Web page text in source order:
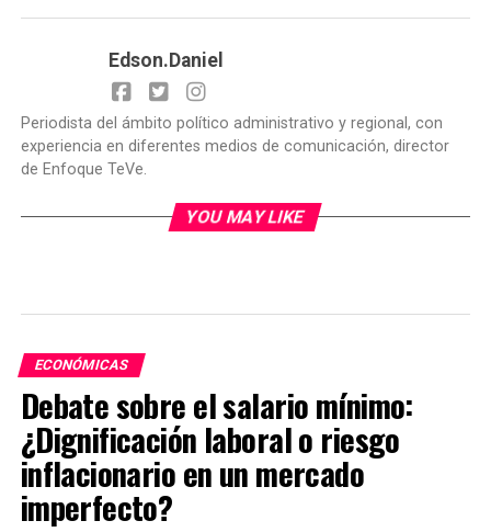
Edson.Daniel
Periodista del ámbito político administrativo y regional, con
experiencia en diferentes medios de comunicación, director
de Enfoque TeVe.
YOU MAY LIKE
ECONÓMICAS
Debate sobre el salario mínimo:
¿Dignificación laboral o riesgo
inflacionario en un mercado
imperfecto?